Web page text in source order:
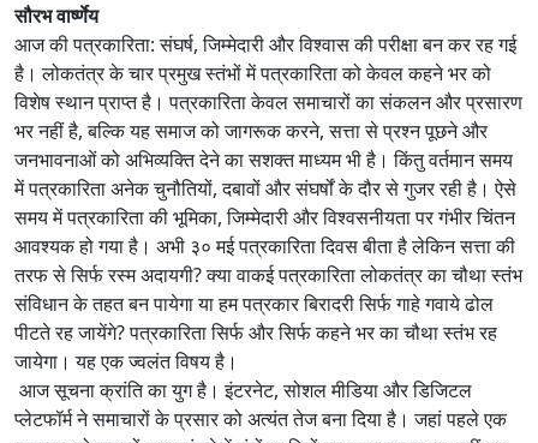
सौरभ वार्ष्णेय
आज की पत्रकारिता: संघर्ष, जिम्मेदारी और विश्वास की परीक्षा बन कर रह गई
है। लोकतंत्र के चार प्रमुख स्तंभों में पत्रकारिता को केवल कहने भर को
विशेष स्थान प्राप्त है। पत्रकारिता केवल समाचारों का संकलन और प्रसारण
भर नहीं है, बल्कि यह समाज को जागरूक करने, सत्ता से प्रश्न पूछने और
जनभावनाओं को अभिव्यक्ति देने का सशक्त माध्यम भी है। किंतु वर्तमान समय
में पत्रकारिता अनेक चुनौतियों, दबावों और संघर्षों के दौर से गुजर रही है। ऐसे
समय में पत्रकारिता की भूमिका, जिम्मेदारी और विश्वसनीयता पर गंभीर चिंतन
आवश्यक हो गया है। अभी ३० मई पत्रकारिता दिवस बीता है लेकिन सत्ता की
तरफ से सिर्फ रस्म अदायगी? क्या वाकई पत्रकारिता लोकतंत्र का चौथा स्तंभ
संविधान के तहत बन पायेगा या हम पत्रकार बिरादरी सिर्फ गाहे गवाये ढोल
पीटते रह जायेंगे? पत्रकारिता सिर्फ और सिर्फ कहने भर का चौथा स्तंभ रह
जायेगा। यह एक ज्वलंत विषय है।
आज सूचना क्रांति का युग है। इंटरनेट, सोशल मीडिया और डिजिटल
प्लेटफॉर्म ने समाचारों के प्रसार को अत्यंत तेज बना दिया है। जहां पहले एक